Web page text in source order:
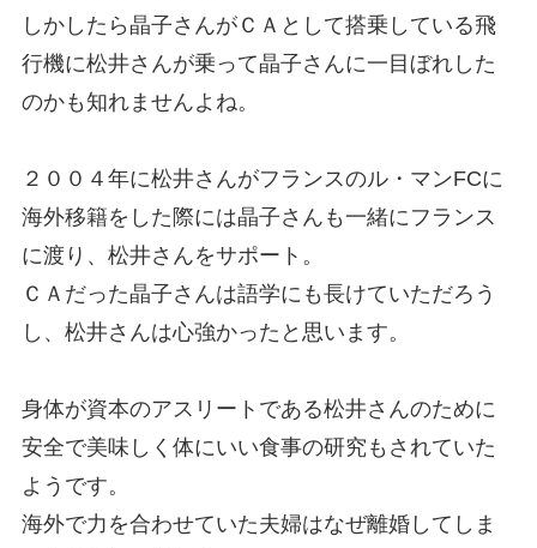
しかしたら晶子さんがＣＡとして搭乗している飛
行機に松井さんが乗って晶子さんに一目ぼれした
のかも知れませんよね。
２００４年に松井さんがフランスのル・マンFCに
海外移籍をした際には晶子さんも一緒にフランス
に渡り、松井さんをサポート。
ＣＡだった晶子さんは語学にも長けていただろう
し、松井さんは心強かったと思います。
身体が資本のアスリートである松井さんのために
安全で美味しく体にいい食事の研究もされていた
ようです。
海外で力を合わせていた夫婦はなぜ離婚してしま